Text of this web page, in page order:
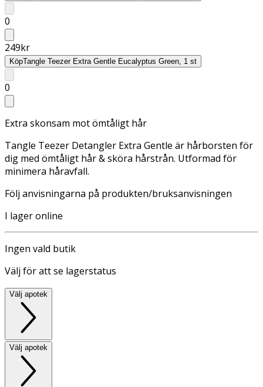
0
249kr
KöpTangle Teezer Extra Gentle Eucalyptus Green, 1 st
0
Extra skonsam mot ömtåligt hår
Tangle Teezer Detangler Extra Gentle är hårborsten för
dig med ömtåligt hår & sköra hårstrån. Utformad för
minimera håravfall.
Följ anvisningarna på produkten/bruksanvisningen
I lager online
Ingen vald butik
Välj för att se lagerstatus
Välj apotek
Välj apotek